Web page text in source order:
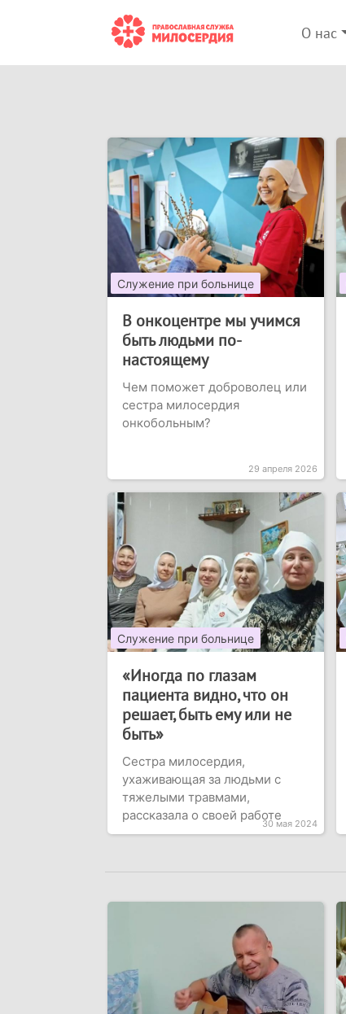
О нас
Служение при больнице
В онкоцентре мы учимся
быть людьми по-
настоящему
Чем поможет доброволец или
сестра милосердия
онкобольным?
29 апреля 2026
Служение при больнице
«Иногда по глазам
пациента видно, что он
решает, быть ему или не
быть»
Сестра милосердия,
ухаживающая за людьми с
тяжелыми травмами,
рассказала о своей работе
30 мая 2024